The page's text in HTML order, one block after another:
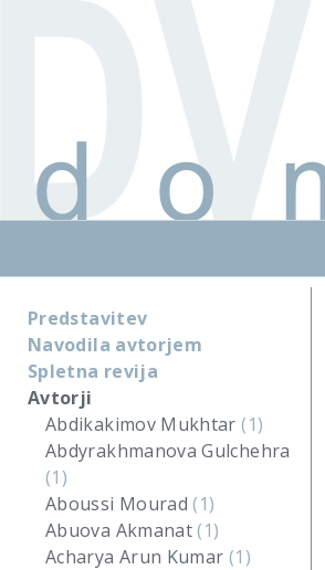
Predstavitev
Navodila avtorjem
Spletna revija
Avtorji
Abdikakimov Mukhtar(1)
Abdyrakhmanova Gulchehra
(1)
Aboussi Mourad(1)
Abuova Akmanat(1)
Acharya Arun Kumar (1)